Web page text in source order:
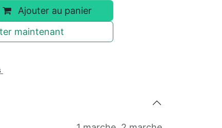
Ajouter au panier
maintenant